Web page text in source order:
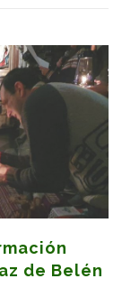
de Belén